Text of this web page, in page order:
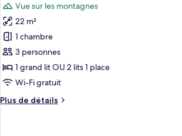
photos
pour
ce
type
de
chambre :
Standard
Vue sur les montagnes
22 m²
1 chambre
3 personnes
1 grand lit OU 2 lits 1 place
Wi-Fi gratuit
Plus de détails
Plus